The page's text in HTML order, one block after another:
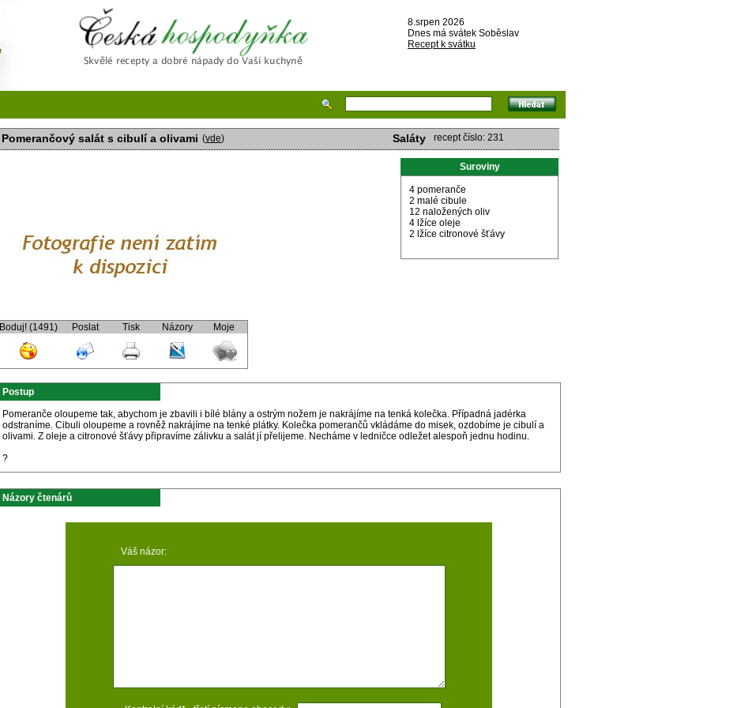
Česká hospodyňka
8.srpen 2026
Dnes má svátek Soběslav
Recept k svátku
Pomerančový salát s cibulí a olivami (vde) Saláty recept číslo: 231
Boduj! (1491) Poslat Tisk Názory Moje
Suroviny
4 pomeranče
2 malé cibule
12 naložených oliv
4 lžíce oleje
2 lžíce citronové šťávy
Postup
Pomeranče oloupeme tak, abychom je zbavili i bílé blány a ostrým nožem je nakrájíme na tenká kolečka. Případná jadérka
odstraníme. Cibuli oloupeme a rovněž nakrájíme na tenké plátky. Kolečka pomerančů vkládáme do misek, ozdobíme je cibulí a
olivami. Z oleje a citronové šťávy připravíme zálivku a salát jí přelijeme. Necháme v ledničce odležet alespoň jednu hodinu.
?
Názory čtenárů
Váš názor: